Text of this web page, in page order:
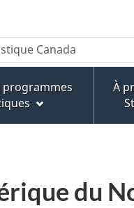
programmes
À
du